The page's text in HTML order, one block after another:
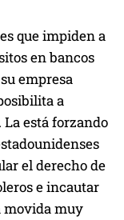
que impiden a
en bancos
empresa
a
está forzando
el derecho de
e incautar
movida muy